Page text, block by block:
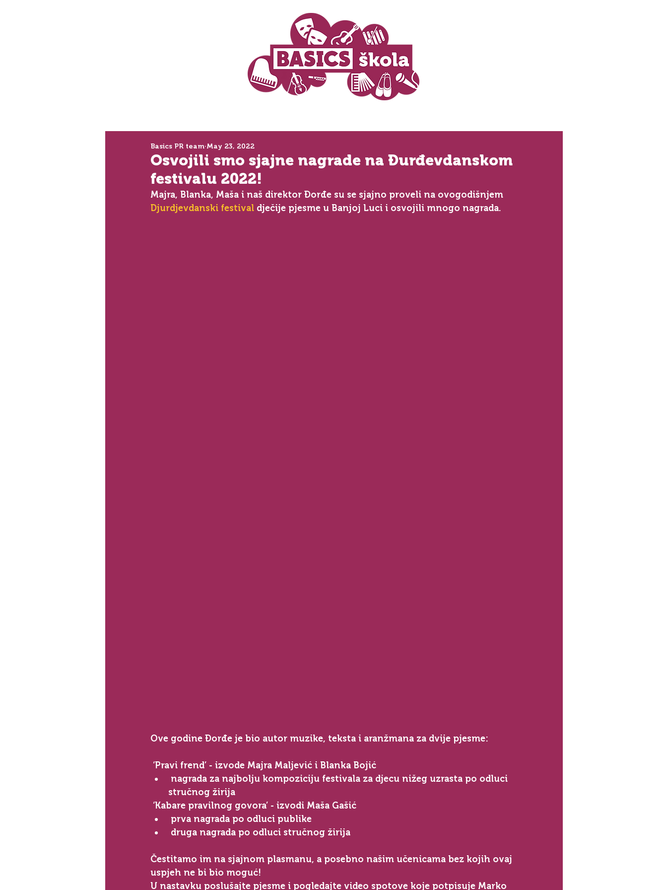
Osvojili smo sjajne nagrade na Đurđevdanskom
festivalu 2022!
Basics PR team May 23, 2022
Majra, Blanka, Maša i naš direktor Đorđe su se sjajno proveli na ovogodišnjem
Djurdjevdanski festival dječije pjesme u Banjoj Luci i osvojili mnogo nagrada.
Ove godine Đorđe je bio autor muzike, teksta i aranžmana za dvije pjesme:⁣
‘Pravi frend’ - izvode Majra Maljević i Blanka Bojić⁣
stručnog žirija⁣
‘Kabare pravilnog govora’ - izvodi Maša Gašić⁣
prva nagrada po odluci publike⁣
druga nagrada po odluci stručnog žirija⁣
Čestitamo im na sjajnom plasmanu, a posebno našim učenicama bez kojih ovaj
uspjeh ne bi bio moguć! ⁣
U nastavku poslušajte pjesme i pogledajte video spotove koje potpisuje Marko